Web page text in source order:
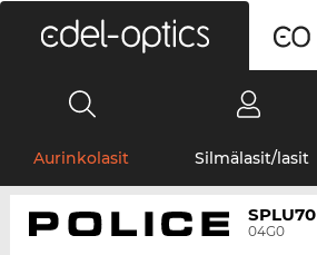
Aurinkolasit Silmälasit/lasit
SPLU70
04G0